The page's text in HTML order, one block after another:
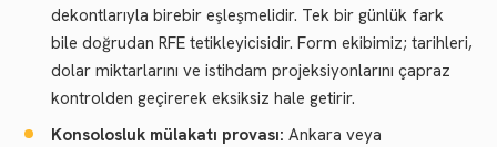
dekontlarıyla birebir eşleşmelidir. Tek bir günlük fark
bile doğrudan RFE tetikleyicisidir. Form ekibimiz; tarihleri,
dolar miktarlarını ve istihdam projeksiyonlarını çapraz
kontrolden geçirerek eksiksiz hale getirir.
Konsolosluk mülakatı provası: Ankara veya